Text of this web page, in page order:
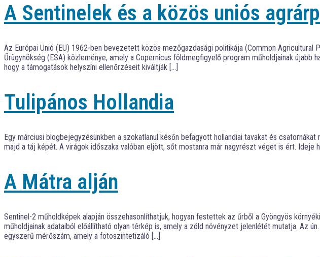
A Sentinelek és a közös uniós
Az Európai Unió (EU) 1962-ben bevezetett közös mezőgazdasági politikája (Common
Űrügynökség (ESA) közleménye, amely a Copernicus földmegfigyelő program műholdjainak
hogy a támogatások helyszíni ellenőrzéseit kiváltják […]
Tulipános Hollandia
Egy márciusi blogbejegyzésünkben a szokatlanul későn befagyott hollandiai tavakat és
majd a táj képét. A virágok időszaka valóban eljött, sőt mostanra már nagyrészt véget is ért. Ideje
A Mátra alján
Sentinel-2 műholdképek alapján összehasonlíthatjuk, hogyan festettek az űrből a Gyöngyös
műholdjainak adataiból előállítható olyan térkép is, amely a zöld növényzet jelenlétét mutatja. Az
egyszerű mérőszám, amely a fotoszintetizáló […]